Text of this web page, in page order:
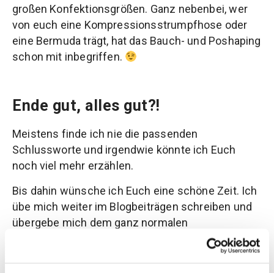
großen Konfektionsgrößen. Ganz nebenbei, wer
von euch eine Kompressionsstrumpfhose oder
eine Bermuda trägt, hat das Bauch- und Poshaping
schon mit inbegriffen.
Ende gut, alles gut?!
Meistens finde ich nie die passenden
Schlussworte und irgendwie könnte ich Euch
noch viel mehr erzählen.
Bis dahin wünsche ich Euch eine schöne Zeit. Ich
übe mich weiter im Blogbeiträgen schreiben und
übergebe mich dem ganz normalen